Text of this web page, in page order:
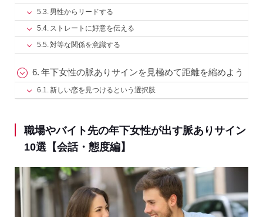
男性からリードする
ストレートに好意を伝える
対等な関係を意識する
年下女性の脈ありサインを見極めて距離を縮めよう
新しい恋を見つけるという選択肢
職場やバイト先の年下女性が出す脈ありサイン
10選【会話・態度編】